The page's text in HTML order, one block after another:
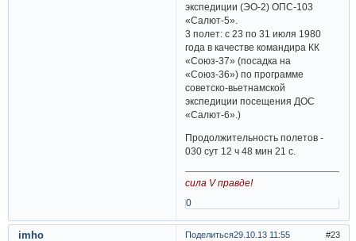
экспедиции (ЭО-2) ОПС-103
«Салют-5».
3 полет: с 23 по 31 июля 1980
года в качестве командира КК
«Союз-37» (посадка на
«Союз-36») по программе
советско-вьетнамской
экспедиции посещения ДОС
«Салют-6».)
Продолжительность полетов -
030 сут 12 ч 48 мин 21 с.
сила V правде!
0
Поделиться 23
29.10.13 11:55
imho